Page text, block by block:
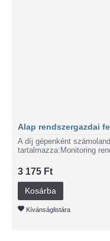
Alap rendszergazdai
A díj gépenként
tartalmazza:Monitoring
3 175 Ft
Kosárba
Kívánságlistára